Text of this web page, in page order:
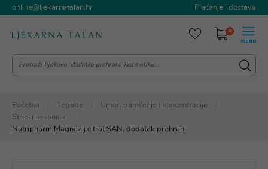
online@ljekarnatalan.hr Plaćanje i dostava
0
Početna Tegobe
Umor, pamćenje i koncentracija
Stres i nesanica
Nutripharm Magnezij citrat SAN, dodatak prehrani